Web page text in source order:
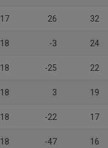
17 26 32
18 -3 24
18 -25 22
18 3 19
18 -22 17
18 -47 16